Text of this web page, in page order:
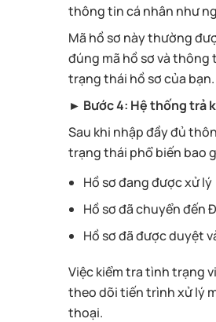
thông tin cá nhân như
Mã hồ sơ này thường
đúng mã hồ sơ và
trạng thái hồ sơ của bạn.
► Bước 4: Hệ thống trả
Sau khi nhập đầy đủ
trạng thái phổ biến bao
Hồ sơ đang được xử lý
Hồ sơ đã chuyển đến
Hồ sơ đã được duyệt
Việc kiểm tra tình trạng
theo dõi tiến trình xử lý
thoại.